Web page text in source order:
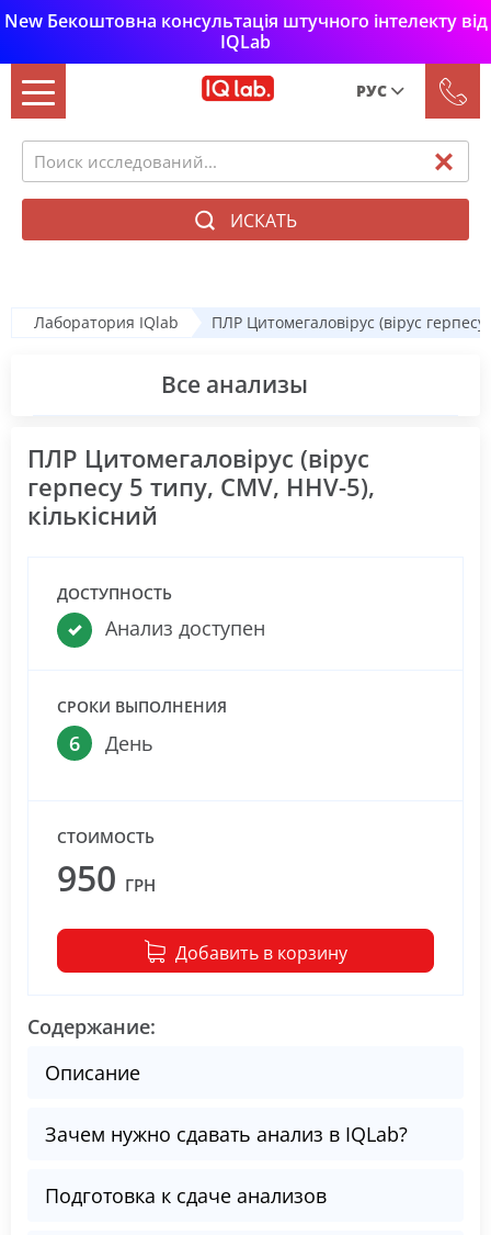
New Бекоштовна консультація штучного інтелекту від
IQLab
РУС
Укр
ИСКАТЬ
Лаборатория IQlab ПЛР Цитомегаловірус (вірус
Все анализы
ПЛР Цитомегаловірус (вірус
герпесу 5 типу, CMV, HHV-5),
кількісний
ДОСТУПНОСТЬ
Анализ доступен
СРОКИ ВЫПОЛНЕНИЯ
6 День
СТОИМОСТЬ
950 ГРН
Добавить в корзину
Содержание:
Описание
Зачем нужно сдавать анализ в IQLab?
Подготовка к сдаче анализов